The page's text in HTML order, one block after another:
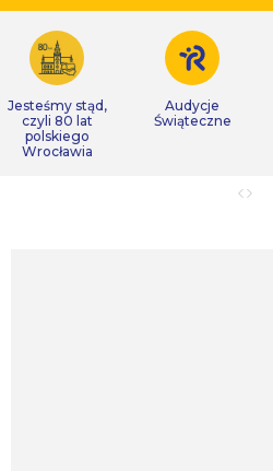
Jesteśmy stąd,
czyli 80 lat
polskiego
Wrocławia
Audycje
Świąteczne